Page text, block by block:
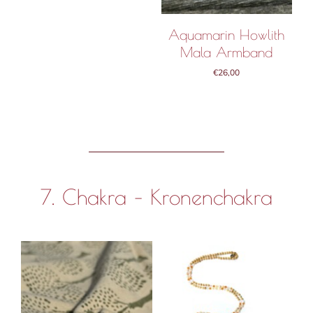
Aquamarin Howlith
Mala Armband
€26,00
7. Chakra – Kronenchakra